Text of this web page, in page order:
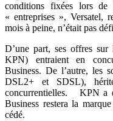
conditions fixées lors de
« entreprises », Versatel,
mois à peine, n’était pas
D’une part, ses offres
KPN) entraient en
Business. De l’autre, les
DSL2+ et SDSL),
concurrentielles. KPN a
Business restera la
cédé.